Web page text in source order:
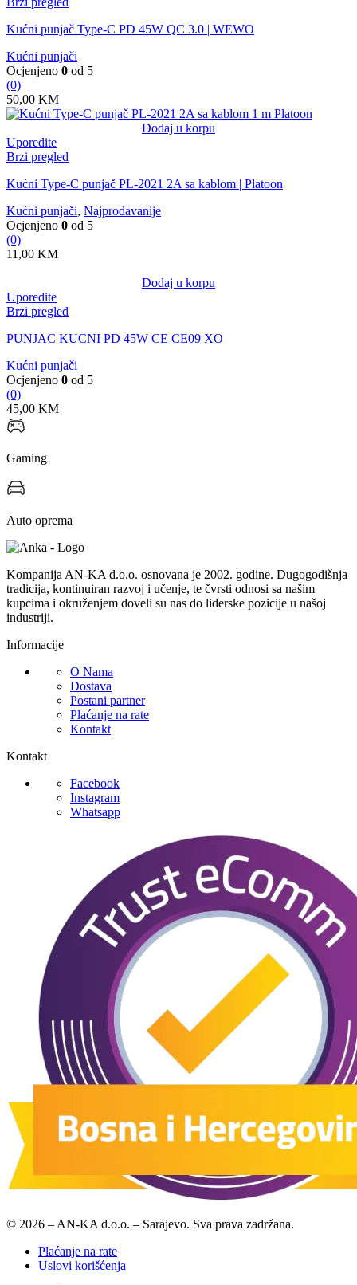
Kućni punjač Type-C PD 45W QC 3.0 | WEWO
Kućni punjači
Ocjenjeno 0 od 5
(0)
50,00 KM
Dodaj u korpu
Uporedite
Brzi pregled
Kućni Type-C punjač PL-2021 2A sa kablom | Platoon
Kućni punjači, Najprodavanije
Ocjenjeno 0 od 5
(0)
11,00 KM
Dodaj u korpu
Uporedite
Brzi pregled
PUNJAC KUCNI PD 45W CE CE09 XO
Kućni punjači
Ocjenjeno 0 od 5
(0)
45,00 KM
Gaming
Auto oprema
Kompanija AN-KA d.o.o. osnovana je 2002. godine. Dugogodišnja
tradicija, kontinuiran razvoj i učenje, te čvrsti odnosi sa našim
kupcima i okruženjem doveli su nas do liderske pozicije u našoj
industriji.
Informacije
O Nama
Dostava
Postani partner
Plaćanje na rate
Kontakt
Kontakt
Facebook
Instagram
Whatsapp
© 2026 – AN-KA d.o.o. – Sarajevo. Sva prava zadržana.
Plaćanje na rate
Uslovi korišćenja